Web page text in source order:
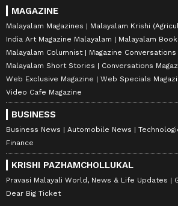
MAGAZINE
Malayalam Magazines
Malayalam Krishi
India Art Magazine Malayalam
Malayalam
Malayalam Columnist
Magazine Conversations
Malayalam Short Stories
Conversations
Web Exclusive Magazine
Web Specials
Video Cafe Magazine
BUSINESS
Business News Automobile News
Finance
KRISHI PAZHAMCHOLLUKAL
Pravasi Malayali World, News & Life Updates
Dear Big Ticket